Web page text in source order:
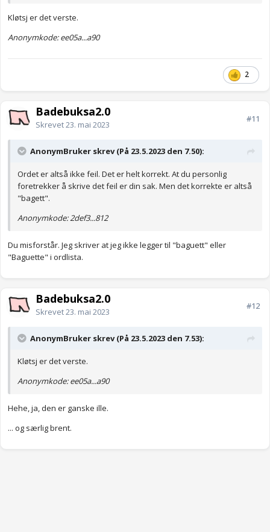
Kløtsj er det verste.
Anonymkode: ee05a...a90
2
Badebuksa2.0
Skrevet23. mai 2023
#11
AnonymBruker skrev (På 23.5.2023 den 7.50):
Ordet er altså ikke feil. Det er helt korrekt. At du personlig
foretrekker å skrive det feil er din sak. Men det korrekte er altså
"bagett".
Anonymkode: 2def3...812
Du misforstår. Jeg skriver at jeg ikke legger til "baguett" eller
"Baguette" i ordlista.
Badebuksa2.0
Skrevet23. mai 2023
#12
AnonymBruker skrev (På 23.5.2023 den 7.53):
Kløtsj er det verste.
Anonymkode: ee05a...a90
Hehe, ja, den er ganske ille.
... og særlig brent.